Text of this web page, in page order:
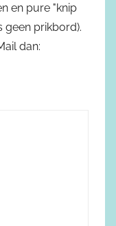
en pure "knip
geen prikbord).
dan: